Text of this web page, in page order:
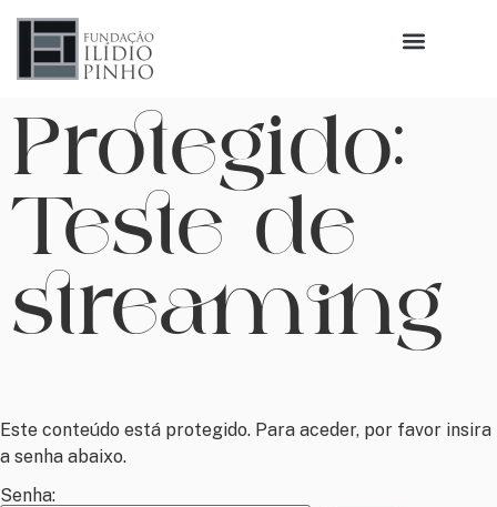
Protegido:
Teste de
streaming
Este conteúdo está protegido. Para aceder, por favor insira
a senha abaixo.
Senha: